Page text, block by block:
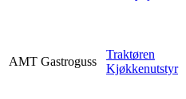
AMT Gastroguss
Traktøren
Kjøkkenutstyr